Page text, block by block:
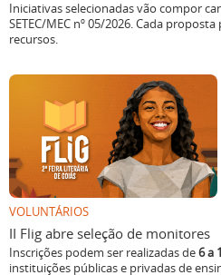
Iniciativas selecionadas vão compor
SETEC/MEC nº 05/2026. Cada
recursos.
VOLUNTÁRIOS
II Flig abre seleção de monitores
Inscrições podem ser realizadas de6 a
instituições públicas e privadas de